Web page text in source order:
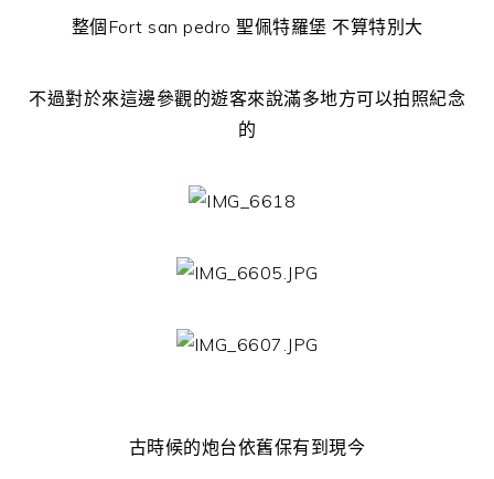
整個Fort san pedro 聖佩特羅堡 不算特別大
不過對於來這邊參觀的遊客來說滿多地方可以拍照紀念
的
古時候的炮台依舊保有到現今